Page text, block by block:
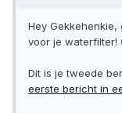
Hey
voor je waterfilter!
Dit is je tweede
eerste bericht in